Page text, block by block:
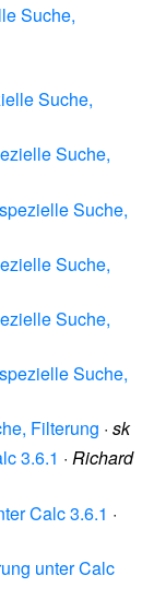
Suche,
Suche,
Suche,
Suche,
Suche,
Suche,
Suche,
Filterung · sk
3.6.1 · Richard
Calc 3.6.1 ·
unter Calc